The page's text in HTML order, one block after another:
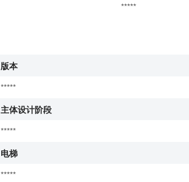
*****
版本
*****
主体设计阶段
*****
电梯
*****